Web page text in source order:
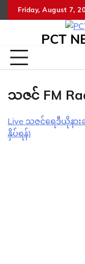
to
Friday, August 7,
PCT
သဇင် FM
Live သဇင်ရေဒီယိုန
နှိပ်ရန်)